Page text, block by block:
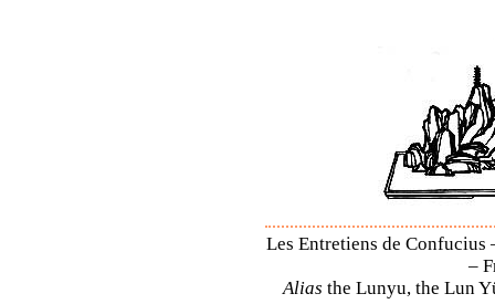
Les Entretiens de
–
Alias the Lunyu, the Lun